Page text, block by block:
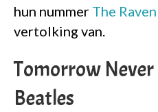
hun nummer The Raven
vertolking van.
Tomorrow Never
Beatles